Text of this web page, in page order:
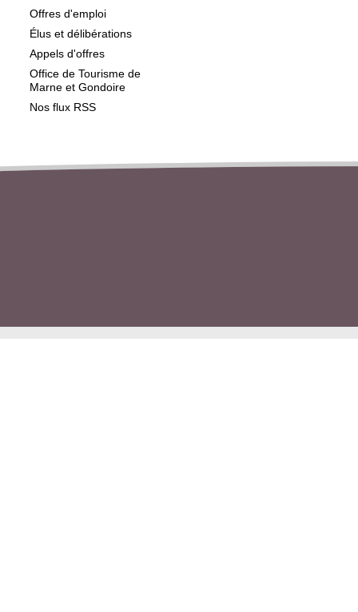
Offres d'emploi
Élus et délibérations
Appels d'offres
Office de Tourisme de
Marne et Gondoire
Nos flux RSS